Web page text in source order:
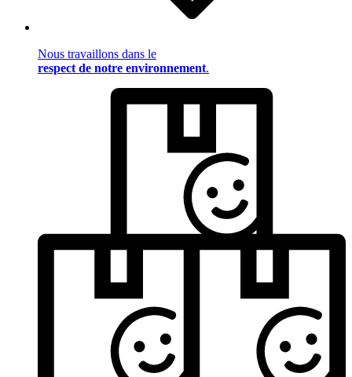
Nous travaillons dans le
respect de notre environnement.